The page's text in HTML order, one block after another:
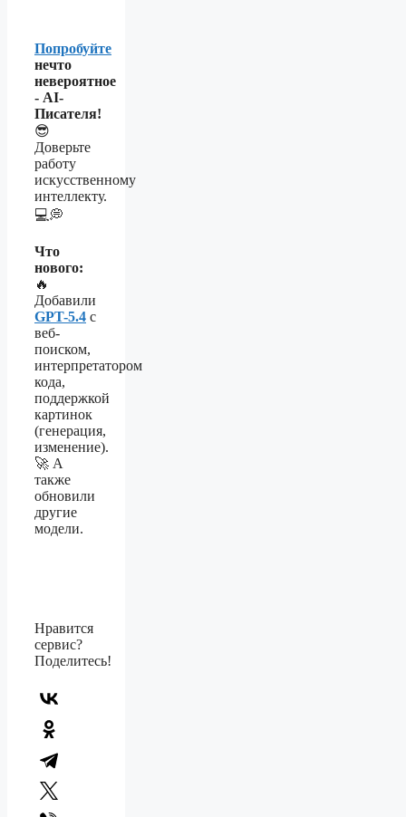
Попробуйте
нечто
невероятное
- AI-
Писателя!
😎
Доверьте
работу
искусственному
интеллекту.
💻💭
Что
нового:
🔥
Добавили
GPT-5.4 с
веб-
поиском,
интерпретатором
кода,
поддержкой
картинок
(генерация,
изменение).
🚀 А
также
обновили
другие
модели.
Нравится
сервис?
Поделитесь!